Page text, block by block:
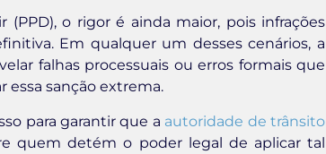
(PPD), o rigor é ainda maior, pois infrações
Em qualquer um desses cenários, a
falhas processuais ou erros formais que
essa sanção extrema.
para garantir que a autoridade de trânsito
quem detém o poder legal de aplicar tal